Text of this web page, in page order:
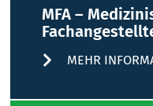
MFA –
MEHR